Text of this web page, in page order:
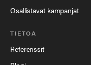
Osallistavat kampanjat
TIETOA
Referenssit